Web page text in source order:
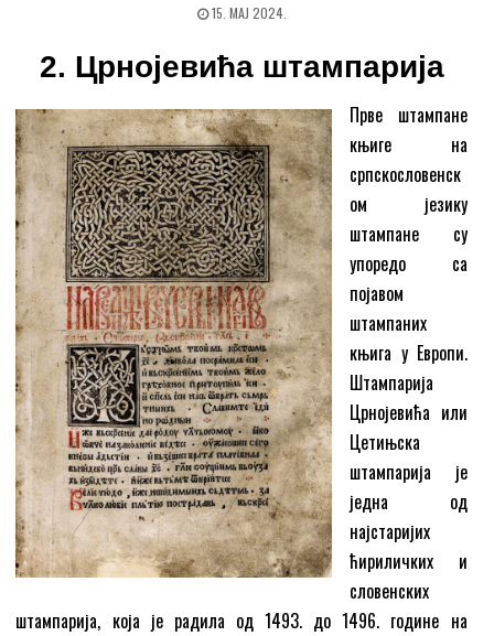
15. МАЈ 2024.
2. Црнојевића штампарија
Прве штампане
књиге на
српскословенск
ом језику
штампане су
упоредо са
појавом
штампаних
књига у Европи.
Штампарија
Црнојевића или
Цетињска
штампарија је
једна од
најстаријих
ћириличких и
словенских
штампарија, која је радила од 1493. до 1496. године на